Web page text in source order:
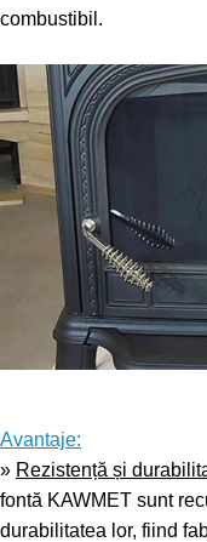
combustibil.
Avantaje:
» Rezistență și
fontă KAWMET sunt
durabilitatea lor, fiind